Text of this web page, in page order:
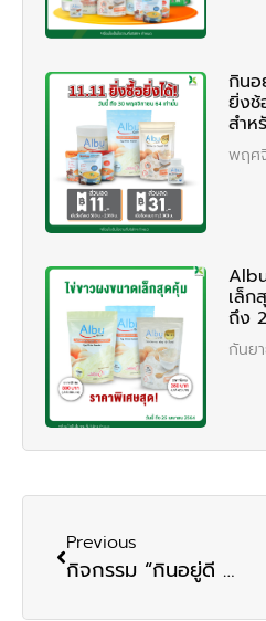
กินอ
ยิ่งช้
สำ
พฤศ
เล็ก
ถึง
กันย
Previous
กิจกรรม “กินอยู่ดี ออนทัวร์” บู๊ทด้านหน้าร้านสบายใจ สาขาพาราไดซ์ พาร์ค ชั้น G